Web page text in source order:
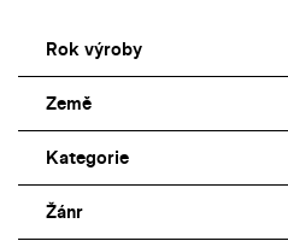
Rok výroby
Země
Kategorie
Žánr